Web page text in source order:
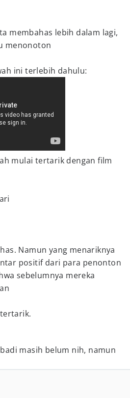
membahas lebih dalam lagi,
menonoton
ini terlebih dahulu:
mulai tertarik dengan film
Namun yang menariknya
positif dari para penonton
sebelumnya mereka
masih belum nih, namun